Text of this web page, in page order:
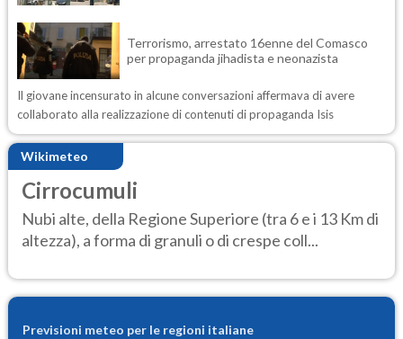
Terrorismo, arrestato 16enne del Comasco
per propaganda jihadista e neonazista
Il giovane incensurato in alcune conversazioni affermava di avere
collaborato alla realizzazione di contenuti di propaganda Isis
Wikimeteo
Cirrocumuli
Nubi alte, della Regione Superiore (tra 6 e i 13 Km di
altezza), a forma di granuli o di crespe coll...
Previsioni meteo per le regioni italiane